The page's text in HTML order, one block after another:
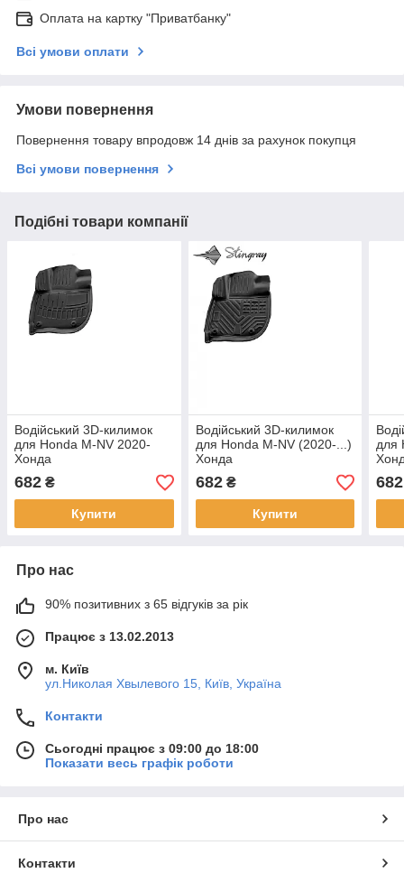
Оплата на картку "Приватбанку"
Всі умови оплати
Умови повернення
Повернення товару впродовж 14 днів за рахунок покупця
Всі умови повернення
Подібні товари компанії
Водійський 3D-килимок
для Honda M-NV 2020-
Хонда
682 ₴
Купити
Водійський 3D-килимок
для Honda M-NV (2020-...)
Хонда
682₴
Купити
для
682
Про нас
90% позитивних з 65 відгуків за рік
Працює з 13.02.2013
м. Київ
ул.Николая Хвылевого 15, Київ, Україна
Контакти
Сьогодні працює з 09:00 до 18:00
Показати весь графік роботи
Про нас
Контакти